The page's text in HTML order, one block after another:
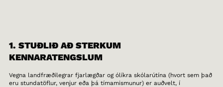
1. STUÐLIÐ AÐ STERKUM
KENNARATENGSLUM
Vegna landfræðilegrar fjarlægðar og ólíkra skólarútína (hvort sem það
eru stundatöflur, venjur eða þá tímamismunur) er auðvelt, í